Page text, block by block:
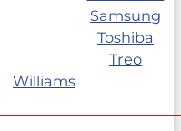
Samsung
Toshiba
Treo
Williams